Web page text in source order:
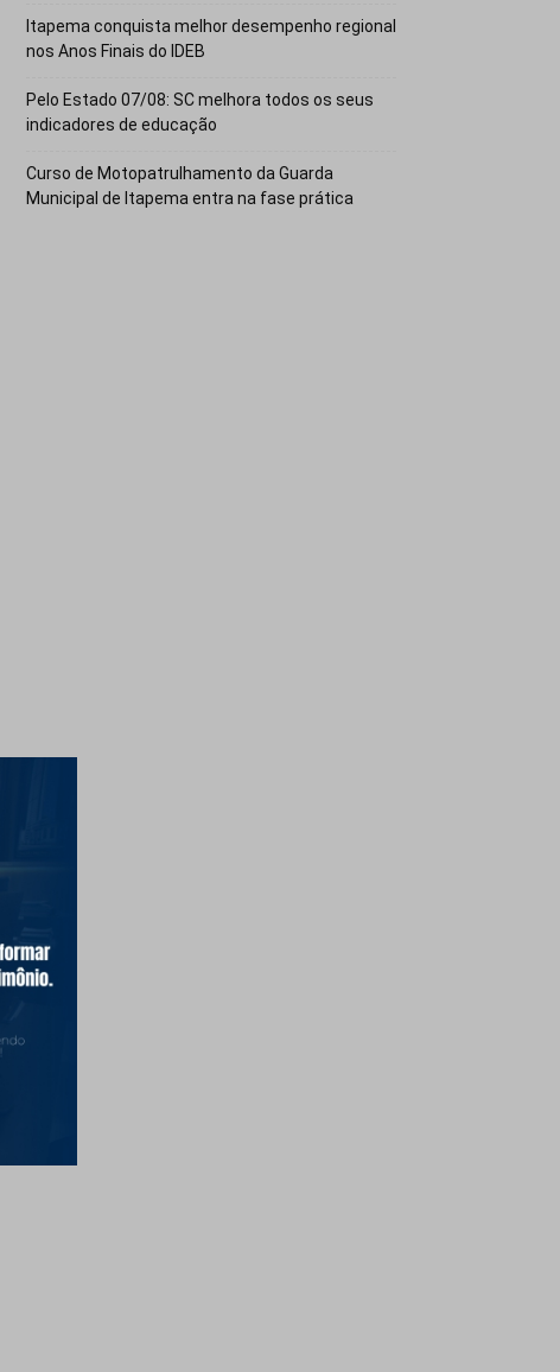
Itapema conquista melhor desempenho regional
nos Anos Finais do IDEB
Pelo Estado 07/08: SC melhora todos os seus
indicadores de educação
Curso de Motopatrulhamento da Guarda
Municipal de Itapema entra na fase prática